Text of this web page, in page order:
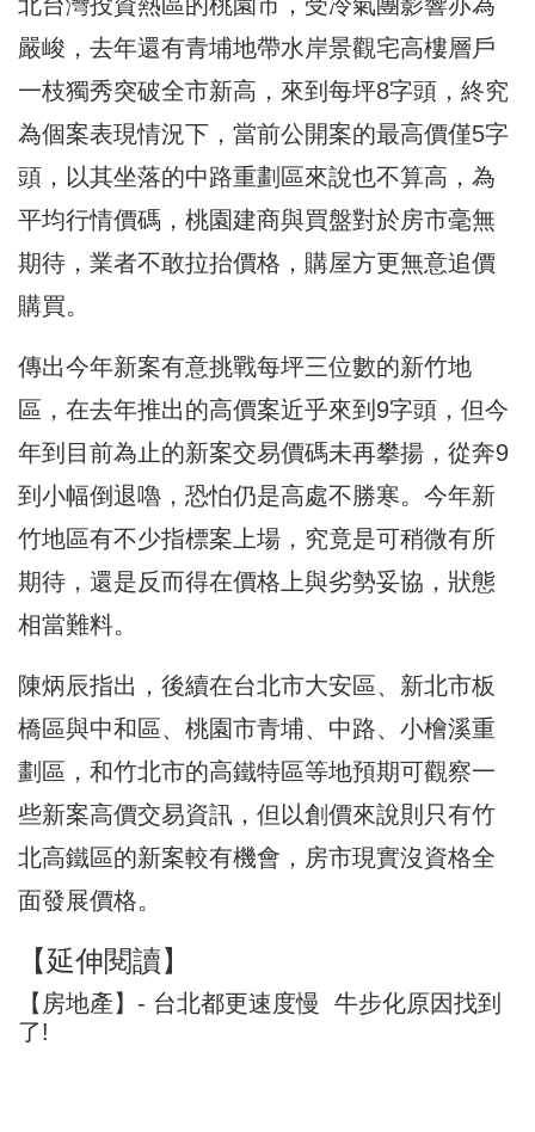
嚴峻，去年還有青埔地帶水岸景觀宅高樓層戶
一枝獨秀突破全市新高，來到每坪8字頭，終究
為個案表現情況下，當前公開案的最高價僅5字
頭，以其坐落的中路重劃區來說也不算高，為
平均行情價碼，桃園建商與買盤對於房市毫無
期待，業者不敢拉抬價格，購屋方更無意追價
購買。
傳出今年新案有意挑戰每坪三位數的新竹地
區，在去年推出的高價案近乎來到9字頭，但今
年到目前為止的新案交易價碼未再攀揚，從奔9
到小幅倒退嚕，恐怕仍是高處不勝寒。今年新
竹地區有不少指標案上場，究竟是可稍微有所
期待，還是反而得在價格上與劣勢妥協，狀態
相當難料。
陳炳辰指出，後續在台北市大安區、新北市板
橋區與中和區、桃園市青埔、中路、小檜溪重
劃區，和竹北市的高鐵特區等地預期可觀察一
些新案高價交易資訊，但以創價來說則只有竹
北高鐵區的新案較有機會，房市現實沒資格全
面發展價格。
【延伸閱讀】
【房地產】- 台北都更速度慢 牛步化原因找到
了!